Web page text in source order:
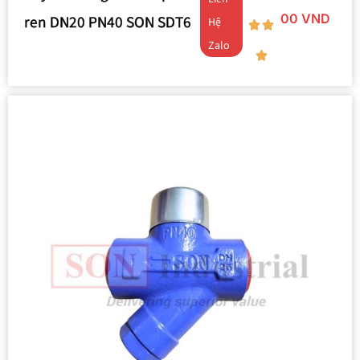
ren DN20 PN40 SON SDT6
Hệ
Zalo
00 VND